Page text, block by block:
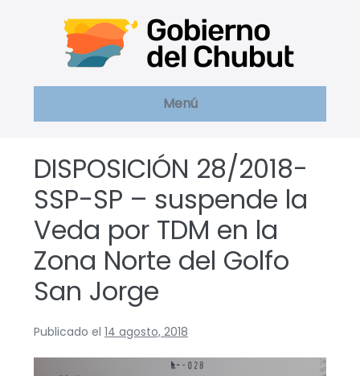
Menú
DISPOSICIÓN 28/2018-
SSP-SP – suspende la
Veda por TDM en la
Zona Norte del Golfo
San Jorge
Publicado el 14 agosto, 2018